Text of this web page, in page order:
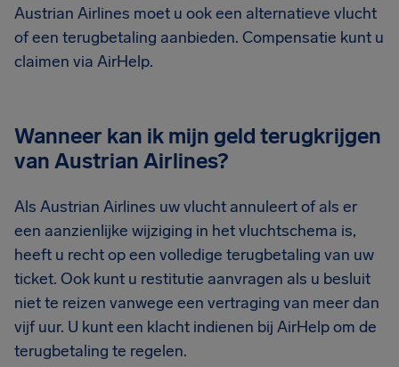
Austrian Airlines moet u ook een alternatieve vlucht
of een terugbetaling aanbieden. Compensatie kunt u
claimen via AirHelp.
Wanneer kan ik mijn geld terugkrijgen
van Austrian Airlines?
Als Austrian Airlines uw vlucht annuleert of als er
een aanzienlijke wijziging in het vluchtschema is,
heeft u recht op een volledige terugbetaling van uw
ticket. Ook kunt u restitutie aanvragen als u besluit
niet te reizen vanwege een vertraging van meer dan
vijf uur. U kunt een klacht indienen bij AirHelp om de
terugbetaling te regelen.